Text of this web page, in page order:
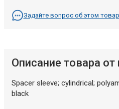
Задайте вопрос об этом
Описание товара
Spacer sleeve; cylindrical;
black